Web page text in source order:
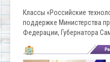
Классы «Российские
поддержке Министерства
Федерации, Губернатора